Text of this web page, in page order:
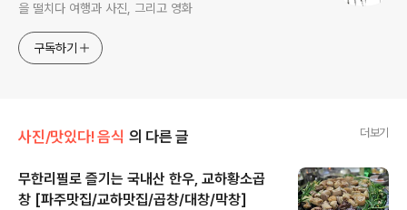
을 떨치다 여행과 사진, 그리고 영화
구독하기
사진/맛있다! 음식 의 다른 글 더보기
무한리필로 즐기는 국내산 한우, 교하황소곱
창 [파주맛집/교하맛집/곱창/대창/막창]